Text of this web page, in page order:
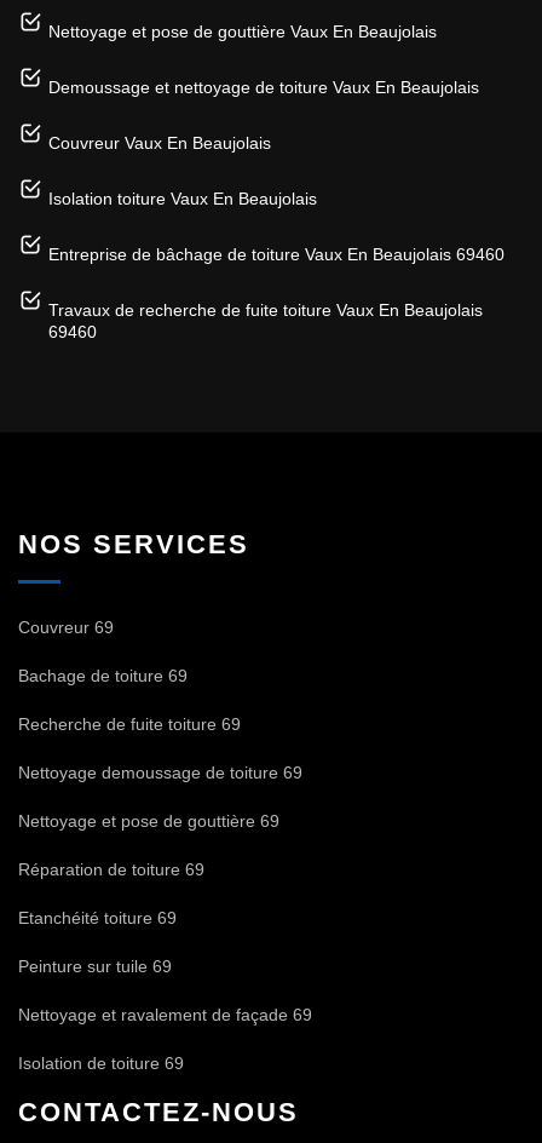
Nettoyage et pose de gouttière Vaux En Beaujolais
Demoussage et nettoyage de toiture Vaux En Beaujolais
Couvreur Vaux En Beaujolais
Isolation toiture Vaux En Beaujolais
Entreprise de bâchage de toiture Vaux En Beaujolais 69460
Travaux de recherche de fuite toiture Vaux En Beaujolais
69460
NOS SERVICES
Couvreur 69
Bachage de toiture 69
Recherche de fuite toiture 69
Nettoyage demoussage de toiture 69
Nettoyage et pose de gouttière 69
Réparation de toiture 69
Etanchéité toiture 69
Peinture sur tuile 69
Nettoyage et ravalement de façade 69
Isolation de toiture 69
CONTACTEZ-NOUS